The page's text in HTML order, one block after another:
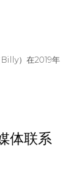
Billy）在2019年
体联系